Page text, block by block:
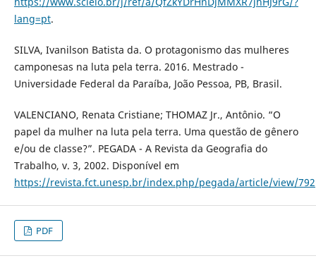
lang=pt.
SILVA, Ivanilson Batista da. O protagonismo das mulheres
camponesas na luta pela terra. 2016. Mestrado -
Universidade Federal da Paraíba, João Pessoa, PB, Brasil.
VALENCIANO, Renata Cristiane; THOMAZ Jr., Antônio. “O
papel da mulher na luta pela terra. Uma questão de gênero
e/ou de classe?”. PEGADA - A Revista da Geografia do
Trabalho, v. 3, 2002. Disponível em
https://revista.fct.unesp.br/index.php/pegada/article/view/792
PDF